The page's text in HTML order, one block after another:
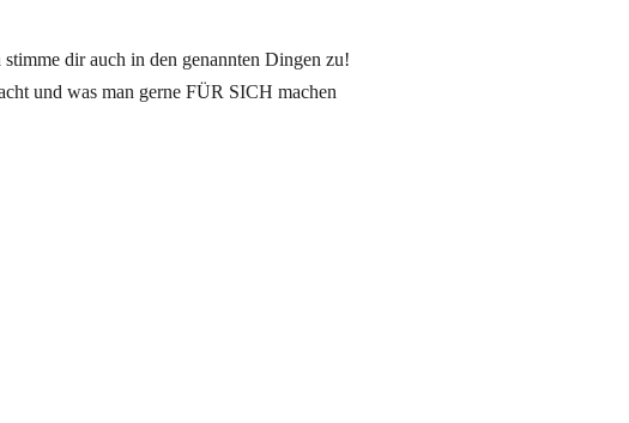
dir auch in den genannten Dingen zu!
und was man gerne FÜR SICH machen